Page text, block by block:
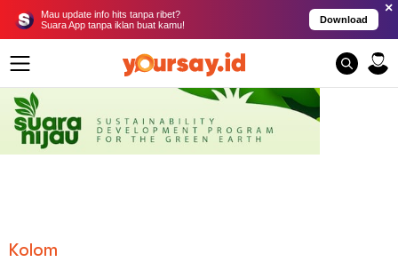
Mau update info hits tanpa ribet?
Suara App tanpa iklan buat kamu!
Download
×
Kolom